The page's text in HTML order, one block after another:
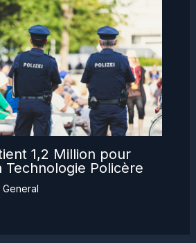
1,2 Million pour
Technologie Policère
General